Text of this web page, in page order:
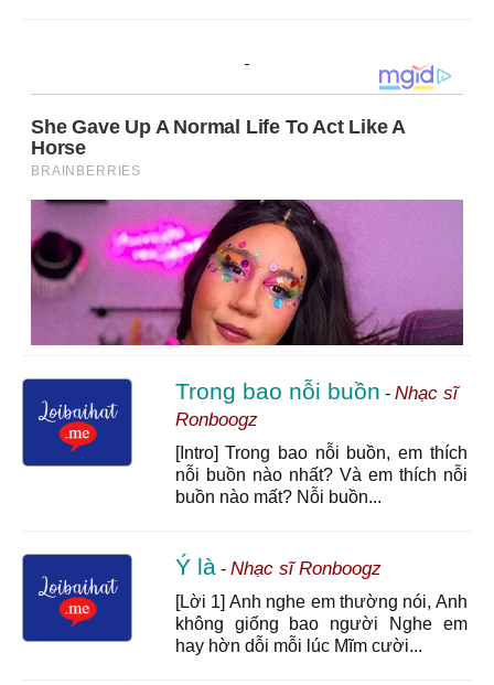
Trong bao nỗi buồn - Nhạc sĩ
Ronboogz
[Intro] Trong bao nỗi buồn, em thích
nỗi buồn nào nhất? Và em thích nỗi
buồn nào mất? Nỗi buồn...
Ý là- Nhạc sĩ Ronboogz
[Lời 1] Anh nghe em thường nói, Anh
không giống bao người Nghe em
hay hờn dỗi mỗi lúc Mĩm cười...